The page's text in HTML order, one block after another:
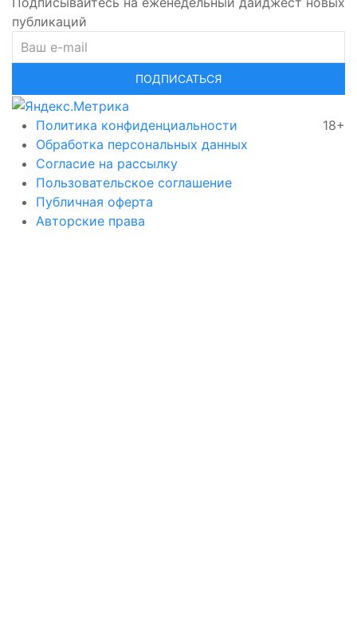
публикаций
ПОДПИСАТЬСЯ
Политика конфиденциальности
Обработка персональных данных
Согласие на рассылку
Пользовательское соглашение
Публичная оферта
Авторские права
18+